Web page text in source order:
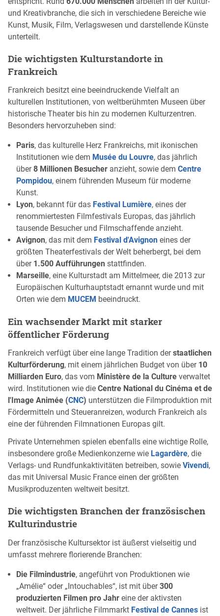
und Kreativbranche, die sich in verschiedene Bereiche wie
Kunst, Musik, Film, Verlagswesen und darstellende Künste
unterteilt.
Die wichtigsten Kulturstandorte in
Frankreich
Frankreich besitzt eine beeindruckende Vielfalt an
kulturellen Institutionen, von weltberühmten Museen über
historische Theater bis hin zu modernen Kulturzentren.
Besonders hervorzuheben sind:
Paris, das kulturelle Herz Frankreichs, mit ikonischen
Institutionen wie dem Musée du Louvre, das jährlich
über8 Millionen Besucher anzieht, sowie dem Centre
Pompidou, einem führenden Museum für moderne
Kunst.
Lyon, bekannt für das Festival Lumière, eines der
renommiertesten Filmfestivals Europas, das jährlich
tausende Besucher und Filmschaffende anzieht.
Avignon, das mit dem Festival d'Avignon eines der
größten Theaterfestivals der Welt beherbergt, bei dem
über 1.500 Aufführungen stattfinden.
Marseille, eine Kulturstadt am Mittelmeer, die 2013 zur
Europäischen Kulturhauptstadt ernannt wurde und mit
Orten wie dem MUCEM beeindruckt.
Ein wachsender Markt mit starker
öffentlicher Förderung
Frankreich verfügt über eine lange Tradition derstaatlichen
Kulturförderung, mit einem jährlichen Budget von über 10
Milliarden Euro, das vom Ministère de la Culture verwaltet
wird. Institutionen wie die Centre National du Cinéma et de
l'Image Animée (CNC) unterstützen die Filmproduktion mit
Fördermitteln und Steueranreizen, wodurch Frankreich als
eine der führenden Filmnationen Europas gilt.
Private Unternehmen spielen ebenfalls eine wichtige Rolle,
insbesondere große Medienkonzerne wie Lagardère, die
Verlags- und Rundfunkaktivitäten betreiben, sowie Vivendi,
das mit Universal Music France einen der größten
Musikproduzenten weltweit besitzt.
Die wichtigsten Branchen der französischen
Kulturindustrie
Der französische Kultursektor ist äußerst vielseitig und
umfasst mehrere florierende Branchen:
Die Filmindustrie, angeführt von Produktionen wie
„Amélie“ oder „Intouchables“, ist mit über300
produzierten Filmen pro Jahr eine der aktivsten
weltweit. Der jährliche Filmmarkt Festival de Cannes ist